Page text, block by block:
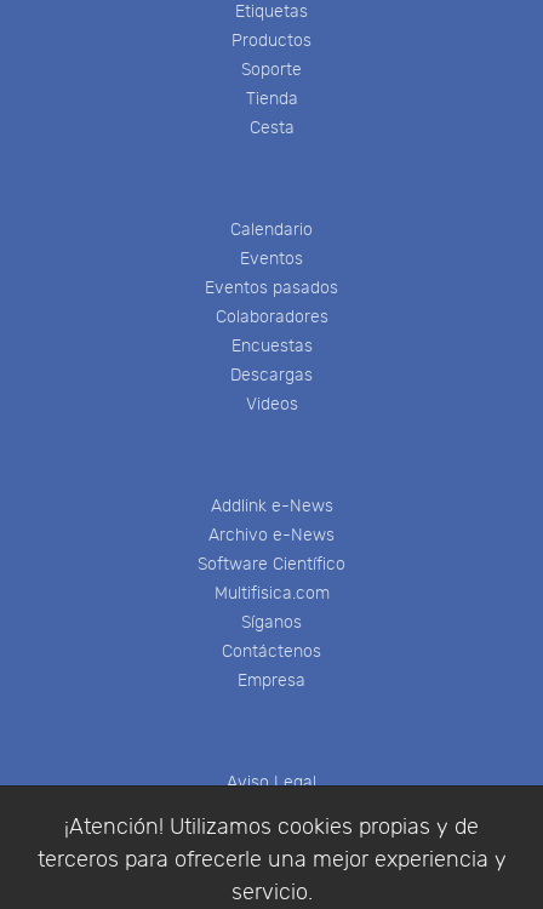
¡Atención! Utilizamos cookies propias y de
terceros para ofrecerle una mejor experiencia y
servicio.
Etiquetas
Productos
Soporte
Tienda
Cesta
Calendario
Eventos
Eventos pasados
Colaboradores
Encuestas
Descargas
Videos
Addlink e-News
Archivo e-News
Software Científico
Multifisica.com
Síganos
Contáctenos
Empresa
Aviso Legal
Política de Privacidad
Condiciones de compra
Identificarse